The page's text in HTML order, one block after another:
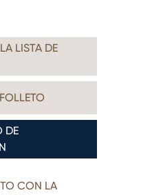
LISTA DE
DE
CON LA